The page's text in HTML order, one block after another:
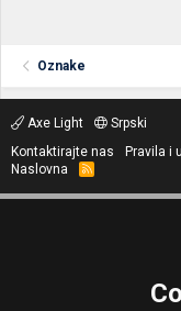
Oznake
Axe Light
Srpski
Kontaktirajte nas
Pravila i
Naslovna
R
S